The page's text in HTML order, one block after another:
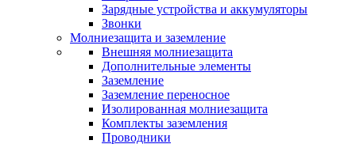
Зарядные устройства и аккумуляторы
Звонки
Молниезащита и заземление
Внешняя молниезащита
Дополнительные элементы
Заземление
Заземление переносное
Изолированная молниезащита
Комплекты заземления
Проводники